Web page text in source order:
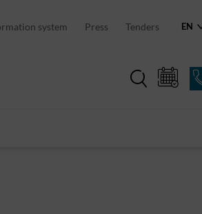
system Press Tenders EN